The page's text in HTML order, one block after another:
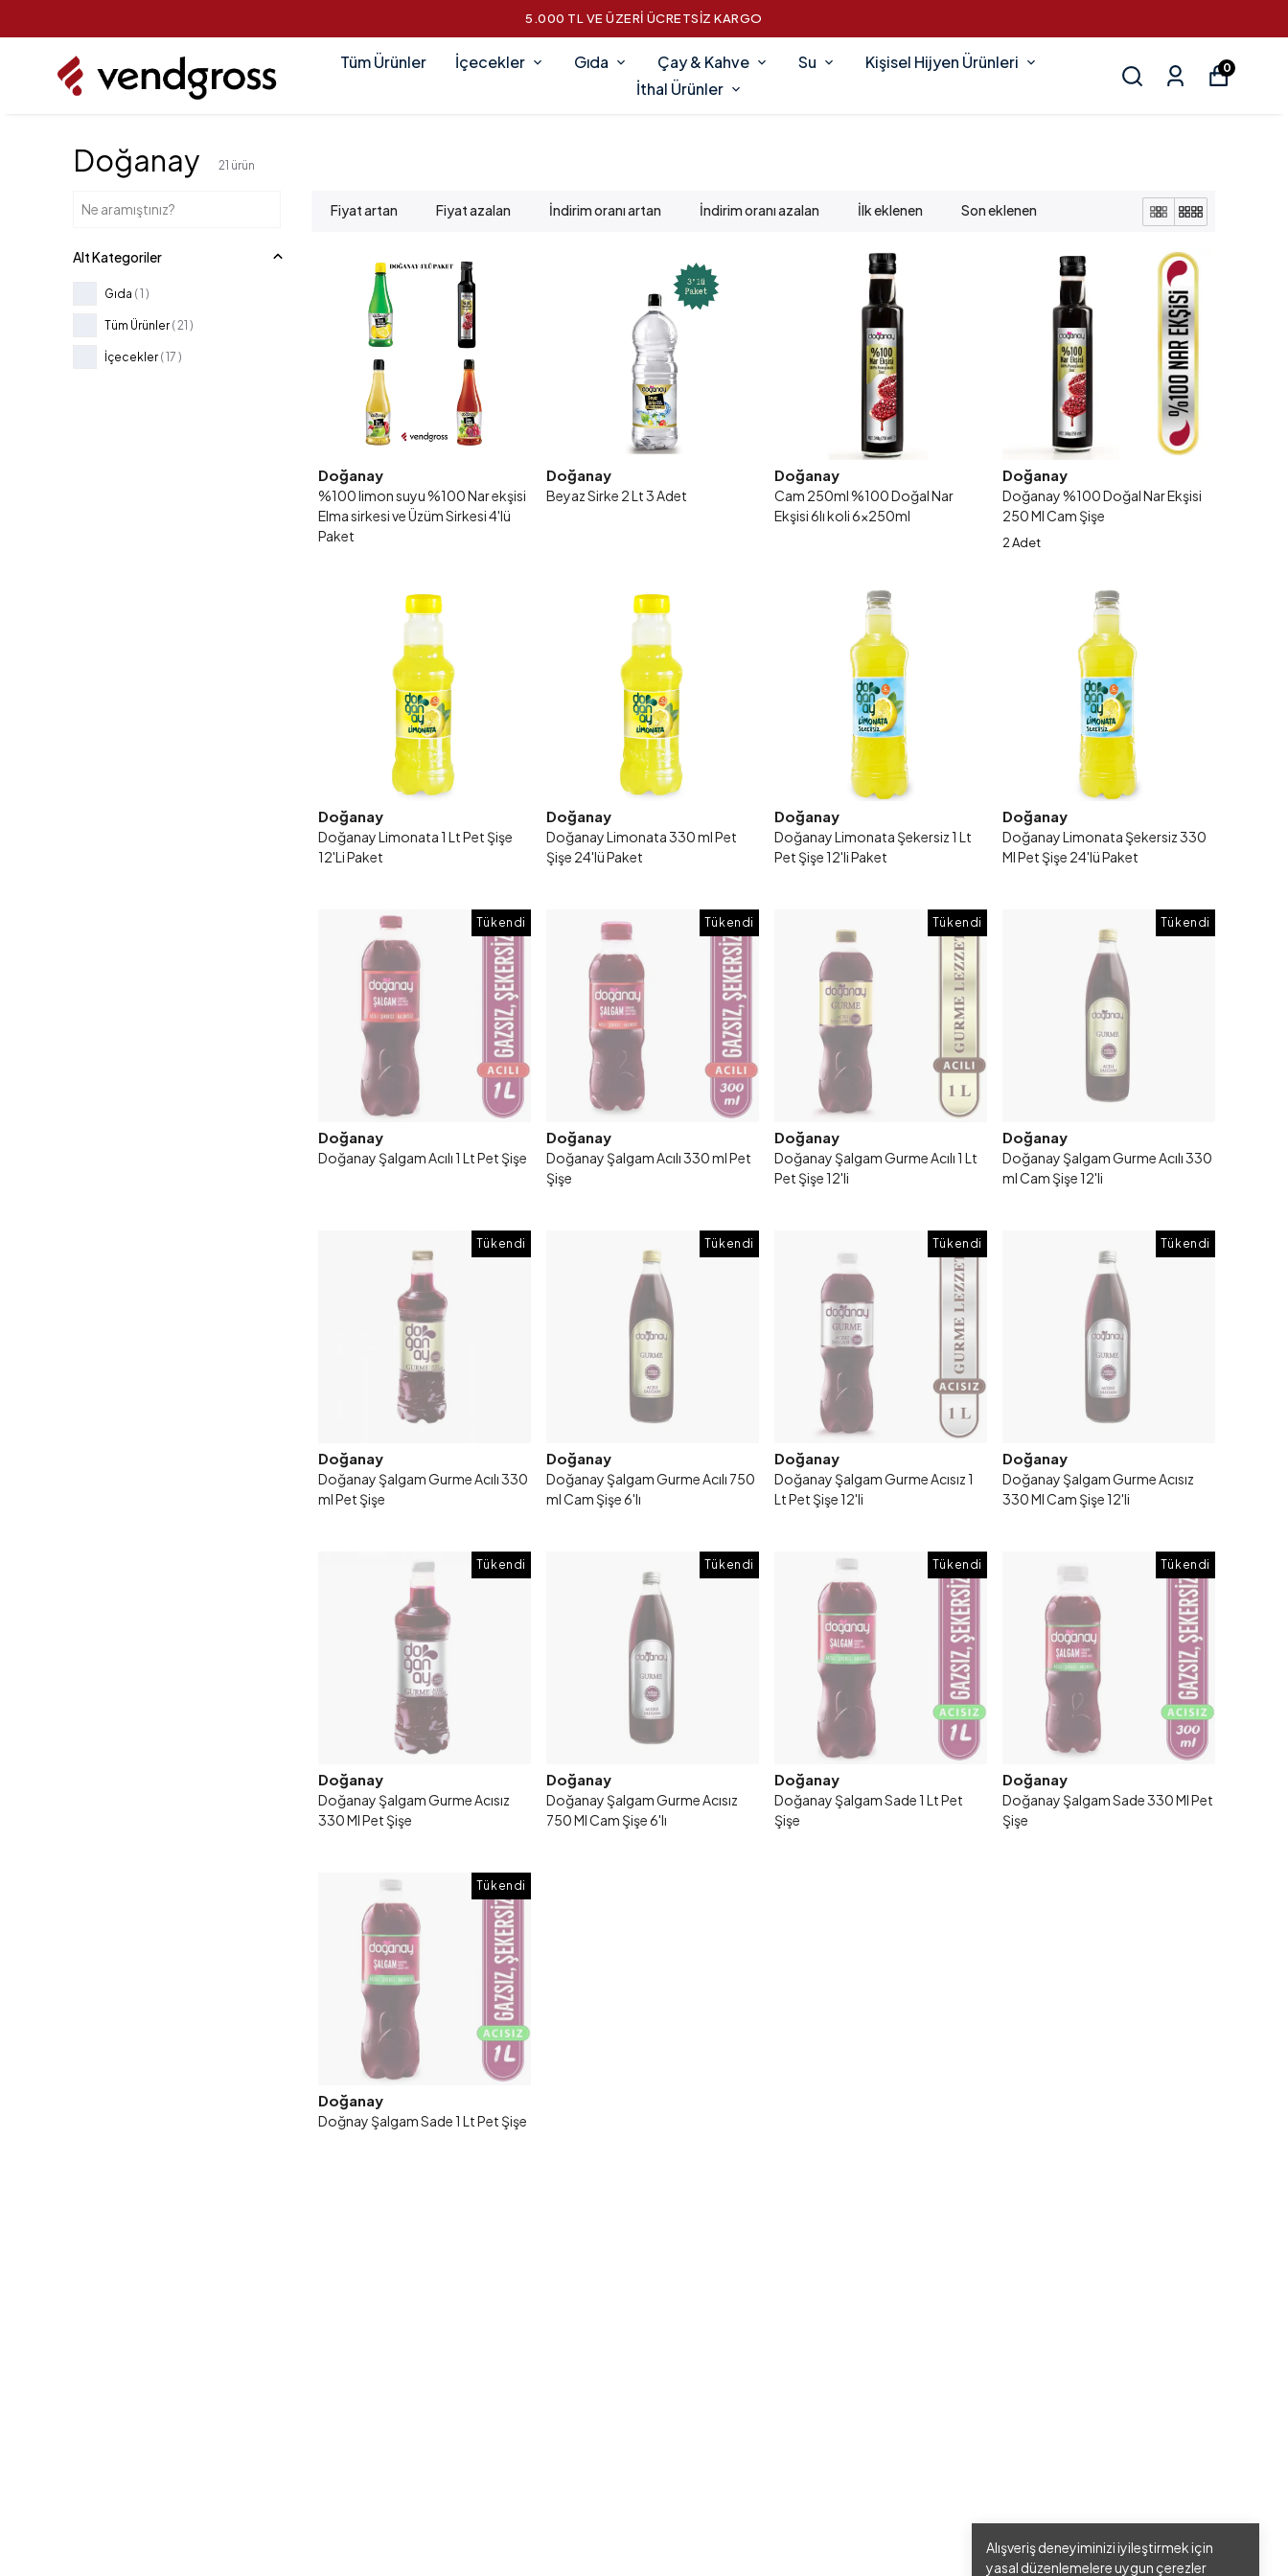
5.000 TL VE ÜZERİ ÜCRETSİZ KARGO
Tüm Ürünler İçecekler Gıda Çay & Kahve Su
Kişisel Hijyen Ürünleri
İthal Ürünler
0
Alışveriş deneyiminizi iyileştirmek için
yasal düzenlemelere uygun çerezler
Doğanay 21 ürün
Fiyat artan Fiyat azalan İndirim oranı artan İndirim oranı azalan İlk eklenen Son eklenen
Alt Kategoriler
Gıda (1 )
Tüm Ürünler (21 )
İçecekler (17 )
Doğanay
%100 limon suyu %100 Nar ekşisi
Elma sirkesi ve Üzüm Sirkesi 4'lü
Paket
Doğanay
Beyaz Sirke 2 Lt 3 Adet
Doğanay
Cam 250ml %100 Doğal Nar
Ekşisi 6Iı koli 6x250ml
Doğanay
Doğanay %100 Doğal Nar Ekşisi
250 Ml Cam Şişe
2 Adet
Doğanay
Doğanay Limonata 1 Lt Pet Şişe
12'Li Paket
Doğanay
Doğanay Limonata 330 ml Pet
Şişe 24'lü Paket
Doğanay
Doğanay Limonata Şekersiz 1 Lt
Pet Şişe 12'li Paket
Doğanay
Doğanay Limonata Şekersiz 330
Ml Pet Şişe 24'lü Paket
Tükendi
Doğanay
Doğanay Şalgam Acılı 1 Lt Pet Şişe
Tükendi
Doğanay
Doğanay Şalgam Acılı 330 ml Pet
Şişe
Tükendi
Doğanay
Doğanay Şalgam Gurme Acılı 1 Lt
Pet Şişe 12'li
Tükendi
Doğanay
Doğanay Şalgam Gurme Acılı 330
ml Cam Şişe 12'li
Tükendi
Doğanay
Doğanay Şalgam Gurme Acılı 330
ml Pet Şişe
Tükendi
Doğanay
Doğanay Şalgam Gurme Acılı 750
ml Cam Şişe 6'lı
Tükendi
Doğanay
Doğanay Şalgam Gurme Acısız 1
Lt Pet Şişe 12'li
Tükendi
Doğanay
Doğanay Şalgam Gurme Acısız
330 Ml Cam Şişe 12'li
Tükendi
Doğanay
Doğanay Şalgam Gurme Acısız
330 Ml Pet Şişe
Tükendi
Doğanay
Doğanay Şalgam Gurme Acısız
750 Ml Cam Şişe 6'lı
Tükendi
Doğanay
Doğanay Şalgam Sade 1 Lt Pet
Şişe
Tükendi
Doğanay
Doğanay Şalgam Sade 330 Ml Pet
Şişe
Tükendi
Doğanay
Doğnay Şalgam Sade 1 Lt Pet Şişe